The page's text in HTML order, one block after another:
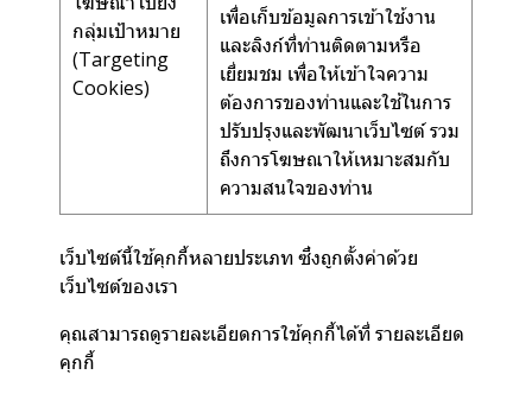
กลุ่มเป้าหมาย
(Targeting
Cookies)
เพื่อเก็บข้อมูลการเข้าใช้งาน
และลิงก์ที่ท่านติดตามหรือ
เยี่ยมชม เพื่อให้เข้าใจความ
ต้องการของท่านและใช้ในการ
ปรับปรุงและพัฒนาเว็บไซต์ รวม
ถึงการโฆษณาให้เหมาะสมกับ
ความสนใจของท่าน
เว็บไซต์นี้ใช้คุกกี้หลายประเภท ซึ่งถูกตั้งค่าด้วย
เว็บไซต์ของเรา
คุณสามารถดูรายละเอียดการใช้คุกกี้ได้ที่รายละเอียด
คุกกี้